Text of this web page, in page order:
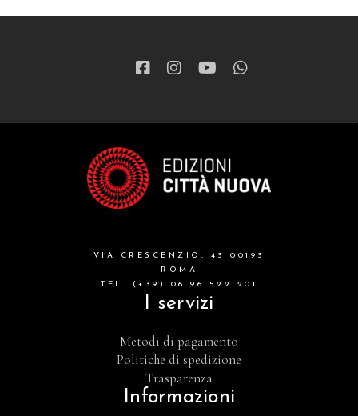
VIA CRESCENZIO, 43 00193
ROMA
TEL. (+39) 06 96 522 201
I servizi
Metodi di pagamento
Politiche di spedizione
Trasparenza
Informazioni